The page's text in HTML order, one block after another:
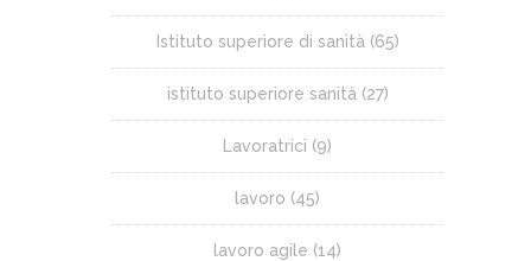
Istituto superiore di sanità (65)
istituto superiore sanità (27)
Lavoratrici (9)
lavoro (45)
lavoro agile (14)